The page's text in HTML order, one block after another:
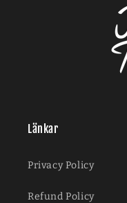
Länkar
Privacy Policy
Refund Policy